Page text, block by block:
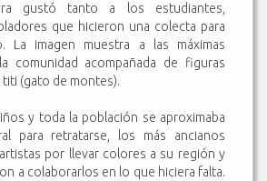
gustó tanto a los estudiantes,
que hicieron una colecta para
La imagen muestra a las máximas
comunidad acompañada de figuras
(gato de montes).
y toda la población se aproximaba
para retratarse, los más ancianos
por llevar colores a su región y
a colaborarlos en lo que hiciera falta.